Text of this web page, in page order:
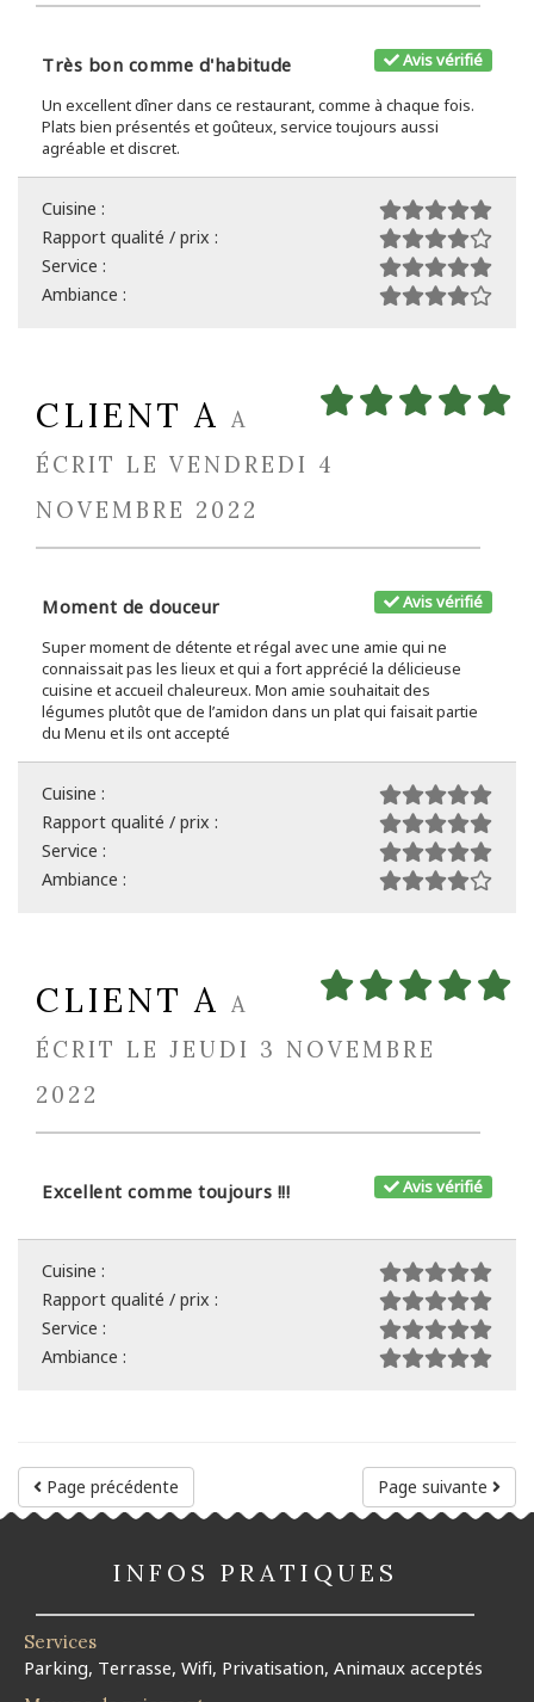
Avis vérifié
Très bon comme d'habitude
Un excellent dîner dans ce restaurant, comme à chaque fois.
Plats bien présentés et goûteux, service toujours aussi
agréable et discret.
Cuisine :
Rapport qualité / prix :
Service :
Ambiance :
CLIENT A A
ÉCRIT LE VENDREDI 4
NOVEMBRE 2022
Avis vérifié
Moment de douceur
Super moment de détente et régal avec une amie qui ne
connaissait pas les lieux et qui a fort apprécié la délicieuse
cuisine et accueil chaleureux. Mon amie souhaitait des
légumes plutôt que de l’amidon dans un plat qui faisait partie
du Menu et ils ont accepté
Cuisine :
Rapport qualité / prix :
Service :
Ambiance :
CLIENT A A
ÉCRIT LE JEUDI 3 NOVEMBRE
2022
Avis vérifié
Excellent comme toujours !!!
Cuisine :
Rapport qualité / prix :
Service :
Ambiance :
Page suivante
Page précédente
INFOS PRATIQUES
Services
Parking, Terrasse, Wifi, Privatisation, Animaux acceptés